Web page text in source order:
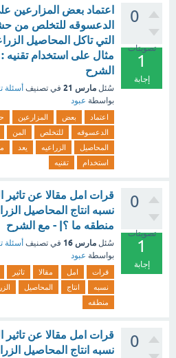
0
تصويتات
1
إجابة
اعتماد بعض المزارعين
الدعسوقه للتخلص من
التي تاكل المحاصيل
مثال على استخدام تقنيه
الشرح
سُئل مارس 21 في تصنيف أسئلة
بواسطة عبود
اعتماد بعض المزارعين
الدعسوقه
للتخلص المن
المحاصيل
الزراعيه يعد
استخدام
تقنيه
0
تصويتات
1
إجابة
قرات امل مقالا عن تاثير
نسبه انتاج المحاصيل
منطقه ما ؟| - مع الشرح
سُئل مارس 16 في تصنيف أسئلة
بواسطة عبود
قرات امل مقالا تاثير
نسبه
انتاج المحاصيل
منطقه
0
قرات امل مقالا عن تاثير
نسبه انتاج المحاصيل